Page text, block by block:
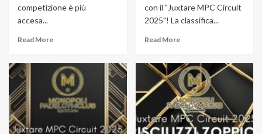
competizione è più
accesa...
Read More
con il "Juxtare MPC Circuit
2025"! La classifica...
Read More